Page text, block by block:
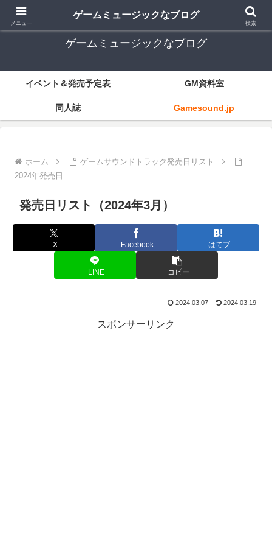
ゲーム音楽とレトロゲー中心
ゲームミュージックなブログ
イベント＆発売予定表 GM資料室
同人誌 Gamesound.jp
ホーム
ゲームサウンドトラック発売日リスト
2024年発売日
発売日リスト（2024年3月）
X Facebook はてブ
LINE コピー
2024.03.07 2024.03.19
スポンサーリンク
メニュー
ゲームミュージックなブログ
検索